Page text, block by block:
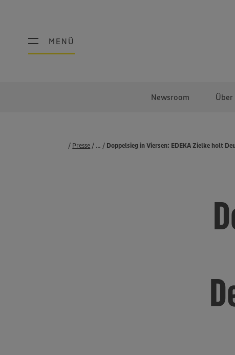
MENÜ
MENÜ
Newsroom Über
Presse Pressemeldungen
Doppelsieg in Viersen: EDEKA Zielke holt
...